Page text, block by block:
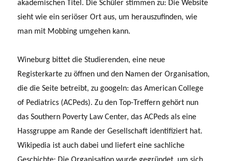
akademischen Titel. Die Schüler stimmen zu: Die Website
sieht wie ein seriöser Ort aus, um herauszufinden, wie
man mit Mobbing umgehen kann.
Wineburg bittet die Studierenden, eine neue
Registerkarte zu öffnen und den Namen der Organisation,
die die Seite betreibt, zu googeln: das American College
of Pediatrics (ACPeds). Zu den Top-Treffern gehört nun
das Southern Poverty Law Center, das ACPeds als eine
Hassgruppe am Rande der Gesellschaft identifiziert hat.
Wikipedia ist auch dabei und liefert eine sachliche